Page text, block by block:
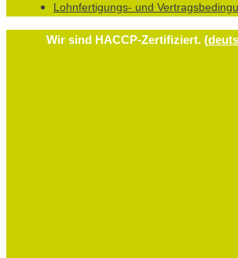
Lohnfertigungs- und
Wir sind HACCP-Zertifiziert. (